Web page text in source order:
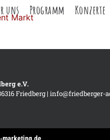
uns Programm Konzerte
e.V.
Friedberg | info@friedberger-